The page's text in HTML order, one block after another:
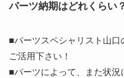
パーツ納期はどれくらい
■パーツスペシャリスト山
ご活用下さい！
■パーツによって、また状況